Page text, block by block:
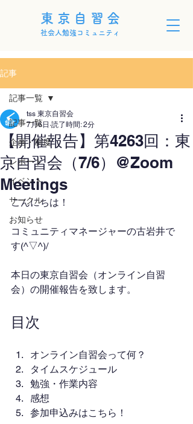
東京自習会
社会人勉強コミュニティ
記事
記事一覧
企画・制度
レポート
イベント
サークル
お知らせ
記事一覧
【開催報告】第4263回：東
京自習会（7/6）@Zoom
Meetings
tss 東京自習会
7月6日 読了時間: 2分
こんにちは！
コミュニティマネージャーの古岩井で
す(^▽^)/
本日の東京自習会（オンライン自習
会）の開催報告を致します。
目次
オンライン自習会って何？
タイムスケジュール
勉強・作業内容
感想
参加申込みはこちら！